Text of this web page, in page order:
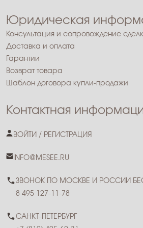
Юридическая
Консультация и сопровождение
Доставка и оплата
Гарантии
Возврат товара
Шаблон договора купли-продажи
Контактная
ВОЙТИ / РЕГИСТРАЦИЯ
INFO@MESEE.RU
ЗВОНОК ПО МОСКВЕ И РОССИИ
8 495 127-11-78
САНКТ-ПЕТЕРБУРГ